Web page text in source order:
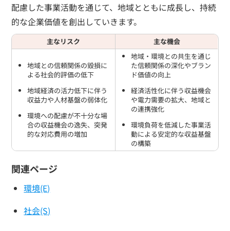
配慮した事業活動を通じて、地域とともに成長し、持続
的な企業価値を創出していきます。
主なリスク 主な機会
地域との信頼関係の毀損に
よる社会的評価の低下
地域経済の活力低下に伴う
収益力や人材基盤の弱体化
環境への配慮が不十分な場
合の収益機会の逸失、突発
的な対応費用の増加
地域・環境との共生を通じ
た信頼関係の深化やブラン
ド価値の向上
経済活性化に伴う収益機会
や電力需要の拡大、地域と
の連携強化
環境負荷を低減した事業活
動による安定的な収益基盤
の構築
関連ページ
環境(E)
社会(S)